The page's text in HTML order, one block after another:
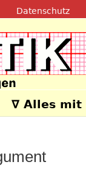
Datenschutz
∇ Alles mit